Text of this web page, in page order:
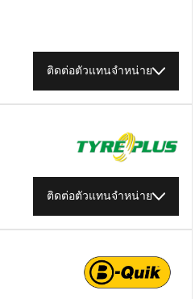
ติดต่อตัวแทนจำหน่าย
ติดต่อตัวแทนจำหน่าย